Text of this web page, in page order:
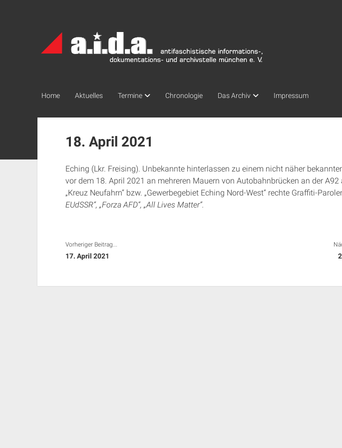
Archiv
München
Home Aktuelles Termine Chronologie Das Archiv Impressum
18. April 2021
Eching (Lkr. Freising). Unbekannte hinterlassen zu einem nicht näher
vor dem 18. April 2021 an mehreren Mauern von Autobahnbrücken an der A92
„Kreuz Neufahrn“ bzw. „Gewerbegebiet Eching Nord-West“ rechte Graffiti-
EUdSSR“, „Forza AFD“, „All Lives Matter“.
Vorheriger Beitrag...
17. April 2021